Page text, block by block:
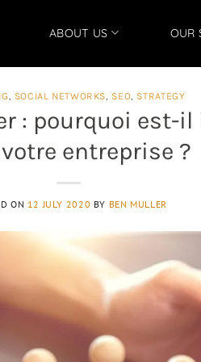
ABOUT US OUR
, SOCIAL NETWORKS, SEO, STRATEGY
: pourquoi est-
entreprise ?
ON 12 JULY 2020 BY BEN MULLER